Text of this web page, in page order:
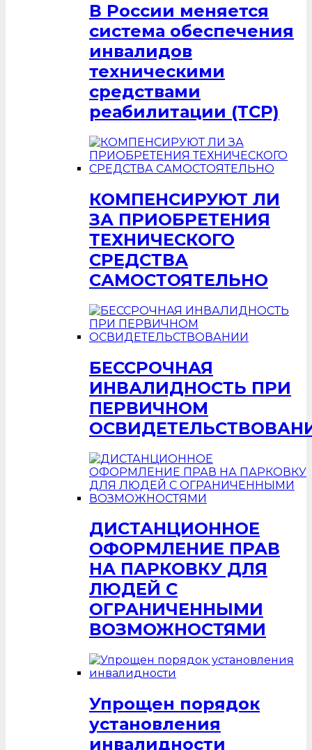
В России меняется
система обеспечения
инвалидов
техническими
средствами
реабилитации (ТСР)
КОМПЕНСИРУЮТ ЛИ
ЗА ПРИОБРЕТЕНИЯ
ТЕХНИЧЕСКОГО
СРЕДСТВА
САМОСТОЯТЕЛЬНО
БЕССРОЧНАЯ
ИНВАЛИДНОСТЬ ПРИ
ПЕРВИЧНОМ
ДИСТАНЦИОННОЕ
ОФОРМЛЕНИЕ ПРАВ
НА ПАРКОВКУ ДЛЯ
ЛЮДЕЙ С
ОГРАНИЧЕННЫМИ
ВОЗМОЖНОСТЯМИ
Упрощен порядок
установления
инвалидности